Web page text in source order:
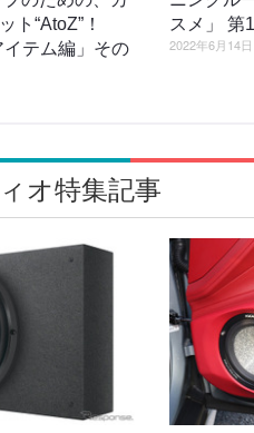
ト“AtoZ”！
イテム編」その
スメ」 第
2022年6月14日
オ特集記事